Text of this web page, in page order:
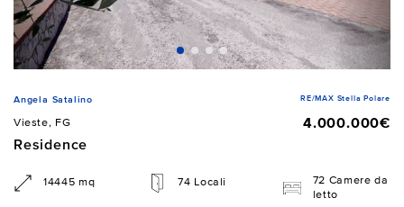
Angela Satalino RE/MAX Stella Polare
Vieste, FG
4.000.000€
Residence
14445 mq 74 Locali
72 Camere da
letto